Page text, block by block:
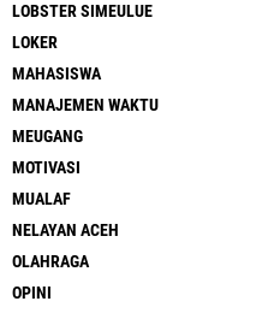
LOBSTER SIMEULUE
LOKER
MAHASISWA
MANAJEMEN WAKTU
MEUGANG
MOTIVASI
MUALAF
NELAYAN ACEH
OLAHRAGA
OPINI